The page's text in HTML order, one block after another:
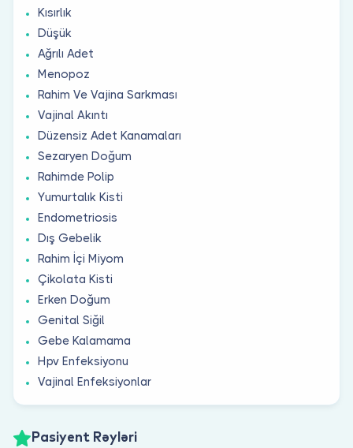
Kısırlık
Düşük
Ağrılı Adet
Menopoz
Rahim Ve Vajina Sarkması
Vajinal Akıntı
Düzensiz Adet Kanamaları
Sezaryen Doğum
Rahimde Polip
Yumurtalık Kisti
Endometriosis
Dış Gebelik
Rahim İçi Miyom
Çikolata Kisti
Erken Doğum
Genital Siğil
Gebe Kalamama
Hpv Enfeksiyonu
Vajinal Enfeksiyonlar
Pasiyent Rəyləri